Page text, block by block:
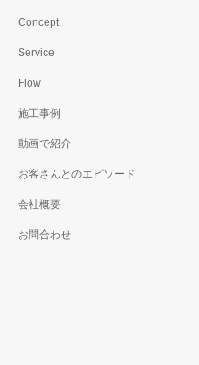
Concept
Service
Flow
施工事例
動画で紹介
お客さんとのエピソード
会社概要
お問合わせ